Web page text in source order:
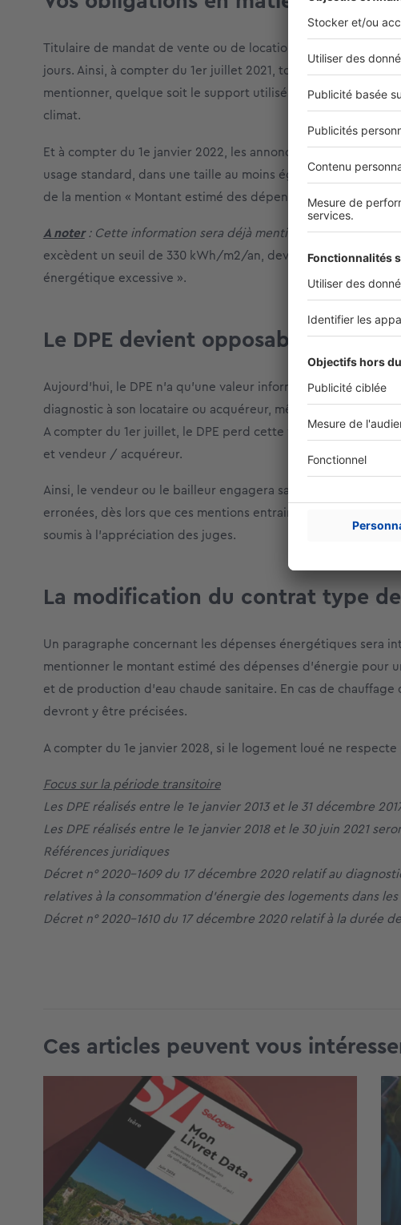
Titulaire de mandat de vente ou de location : Vous êtes
jours. Ainsi, à compter du 1er juillet 2021, toutes les
mentionner, quelque soit le support utilisé (vitrine, internet…),
climat.
Et à compter du 1e janvier 2022, les annonces devront
usage standard, dans une taille au moins égale à celle des
de la mention « Montant estimé des dépenses annuelles
A noter: Cette information sera déjà mentionnée dans les
excèdent un seuil de 330 kWh/m2/an, devront, eux,
énergétique excessive ».
Le DPE devient opposable aux
Aujourd’hui, le DPE n’a qu’une valeur informative, c’est-à-
diagnostic à son locataire ou acquéreur, même en présence
A compter du 1er juillet, le DPE perd cette valeur
et vendeur / acquéreur.
Ainsi, le vendeur ou le bailleur engagera sa responsabilité
erronées, dès lors que ces mentions entraineront un
soumis à l’appréciation des juges.
La modification du contrat type
Un paragraphe concernant les dépenses énergétiques sera
mentionner le montant estimé des dépenses d’énergie pour
et de production d’eau chaude sanitaire. En cas de
devront y être précisées.
A compter du 1e janvier 2028, si le logement loué ne
Focus sur la période transitoire
Les DPE réalisés entre le 1e janvier 2013 et le 31 décembre
Les DPE réalisés entre le 1e janvier 2018 et le 30 juin 2021
Références juridiques
Décret n° 2020-1609 du 17 décembre 2020 relatif au
relatives à la consommation d’énergie des logements dans
Décret n° 2020-1610 du 17 décembre 2020 relatif à la
Ces articles peuvent vous